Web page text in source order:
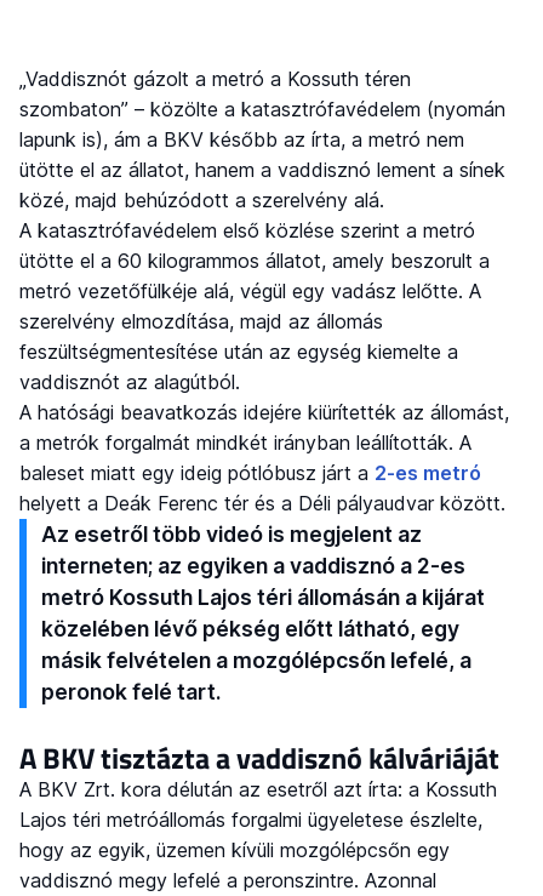
„Vaddisznót gázolt a metró a Kossuth téren
szombaton” – közölte a katasztrófavédelem (nyomán
lapunk is), ám a BKV később az írta, a metró nem
ütötte el az állatot, hanem a vaddisznó lement a sínek
közé, majd behúzódott a szerelvény alá.
A katasztrófavédelem első közlése szerint a metró
ütötte el a 60 kilogrammos állatot, amely beszorult a
metró vezetőfülkéje alá, végül egy vadász lelőtte. A
szerelvény elmozdítása, majd az állomás
feszültségmentesítése után az egység kiemelte a
vaddisznót az alagútból.
A hatósági beavatkozás idejére kiürítették az állomást,
a metrók forgalmát mindkét irányban leállították. A
baleset miatt egy ideig pótlóbusz járt a 2-es metró
helyett a Deák Ferenc tér és a Déli pályaudvar között.
Az esetről több videó is megjelent az
interneten; az egyiken a vaddisznó a 2-es
metró Kossuth Lajos téri állomásán a kijárat
közelében lévő pékség előtt látható, egy
másik felvételen a mozgólépcsőn lefelé, a
peronok felé tart.
A BKV tisztázta a vaddisznó kálváriáját
A BKV Zrt. kora délután az esetről azt írta: a Kossuth
Lajos téri metróállomás forgalmi ügyeletese észlelte,
hogy az egyik, üzemen kívüli mozgólépcsőn egy
vaddisznó megy lefelé a peronszintre. Azonnal